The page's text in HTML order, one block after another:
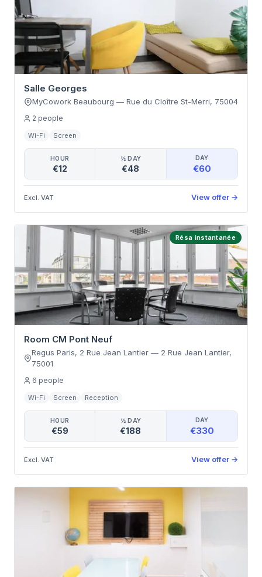
Salle Georges
MyCowork Beaubourg — Rue du Cloître St-Merri, 75004
2 people
Wi-Fi Screen
HOUR
€12
½ DAY
€48
DAY
€60
Excl. VAT View offer →
Résa instantanée
Room CM Pont Neuf
Regus Paris, 2 Rue Jean Lantier — 2 Rue Jean Lantier,
75001
6 people
Wi-Fi Screen Reception
HOUR
€59
½ DAY
€188
DAY
€330
Excl. VAT View offer →